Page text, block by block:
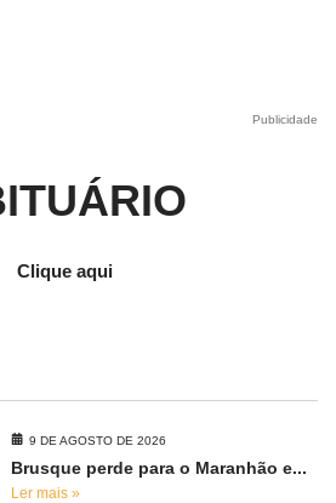
Publicidade
Clique aqui
9 DE AGOSTO DE 2026
Brusque perde para o Maranhão e...
Ler mais »